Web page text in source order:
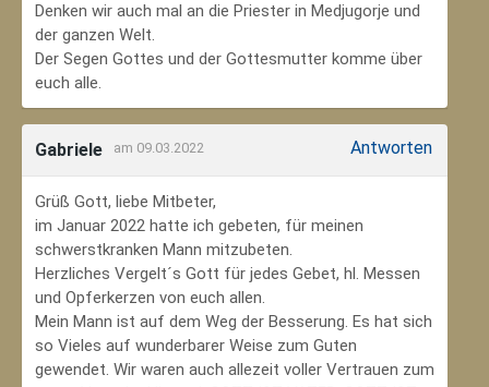
Denken wir auch mal an die Priester in Medjugorje und
der ganzen Welt.
Der Segen Gottes und der Gottesmutter komme über
euch alle.
Gabriele am 09.03.2022 Antworten
Grüß Gott, liebe Mitbeter,
im Januar 2022 hatte ich gebeten, für meinen
schwerstkranken Mann mitzubeten.
Herzliches Vergelt´s Gott für jedes Gebet, hl. Messen
und Opferkerzen von euch allen.
Mein Mann ist auf dem Weg der Besserung. Es hat sich
so Vieles auf wunderbarer Weise zum Guten
gewendet. Wir waren auch allezeit voller Vertrauen zum